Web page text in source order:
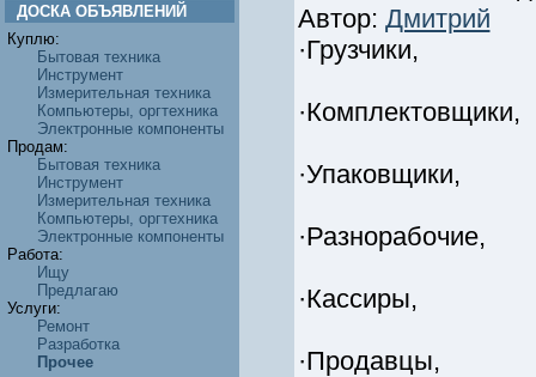
ДОСКА ОБЪЯВЛЕНИЙ
Куплю:
Бытовая техника
Инструмент
Измерительная техника
Компьютеры, оргтехника
Электронные компоненты
Продам:
Бытовая техника
Инструмент
Измерительная техника
Компьютеры, оргтехника
Электронные компоненты
Работа:
Ищу
Предлагаю
Услуги:
Ремонт
Разработка
Прочее
Автор: Дмитрий
·Грузчики,
·Комплектовщики,
·Упаковщики,
·Разнорабочие,
·Кассиры,
·Продавцы,